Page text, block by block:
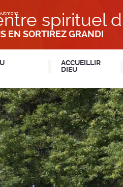
spirituel
EN SORTIREZ GRANDI
ACCUEILLIR
DIEU